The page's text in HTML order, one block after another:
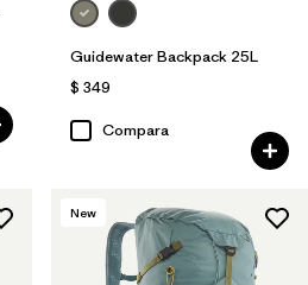
Guidewater Backpack 25L
$ 349
Compara
New